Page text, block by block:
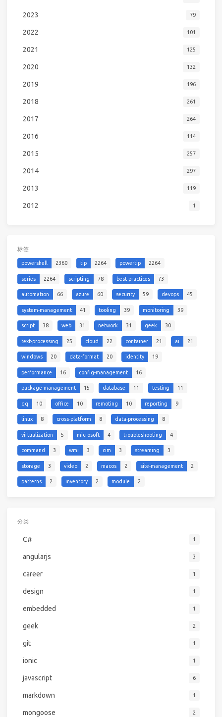
2023 79
2022 101
2021 125
2020 132
2019 196
2018 261
2017 264
2016 114
2015 257
2014 297
2013 119
2012 1
标签
powershell 2360 tip 2264 powertip 2264
series 2264 scripting 78 best-practices 73
automation 66 azure 60 security 59 devops 45
system-management 41 tooling 39 monitoring 39
script 38 web 31 network 31 geek 30
text-processing 25 cloud 22 container 21 ai 21
windows 20 data-format 20 identity 19
performance 16 config-management 16
package-management 15 database 11 testing 11
qq 10 office 10 remoting 10 reporting 9
linux 8 cross-platform 8 data-processing 8
virtualization 5 microsoft 4 troubleshooting 4
command 3 wmi 3 cim 3 streaming 3
storage 3 video 2 macos 2 site-management 2
patterns 2 inventory 2 module 2
分类
C# 1
angularjs 3
career 1
design 1
embedded 1
geek 2
git 1
ionic 1
javascript 6
markdown 1
mongoose 2